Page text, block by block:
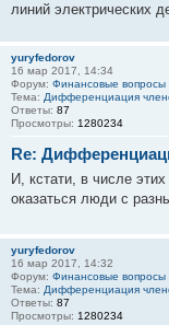
линий электрических
yuryfedorov
16 мар 2017, 14:34
Форум: Финансовые
Тема: Дифференциация
Ответы: 87
Просмотры: 1280234
Re:
И, кстати, в числе
оказаться люди с
yuryfedorov
16 мар 2017, 14:32
Форум: Финансовые
Тема: Дифференциация
Ответы: 87
Просмотры: 1280234